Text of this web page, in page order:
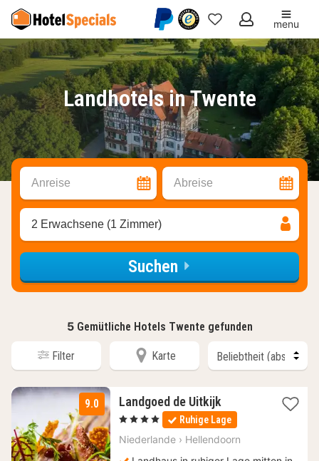
Meine
Favoriten
menu
Landhotels in Twente
Anreise Abreise
2 Erwachsene (1 Zimmer)
Suchen
5 Gemütliche Hotels Twente gefunden
Filter Karte
9.0 Landgoed de Uitkijk1
Nacht
ab
140
, 4 Sterne Ruhige Lage
Niederlande › Hellendoorn